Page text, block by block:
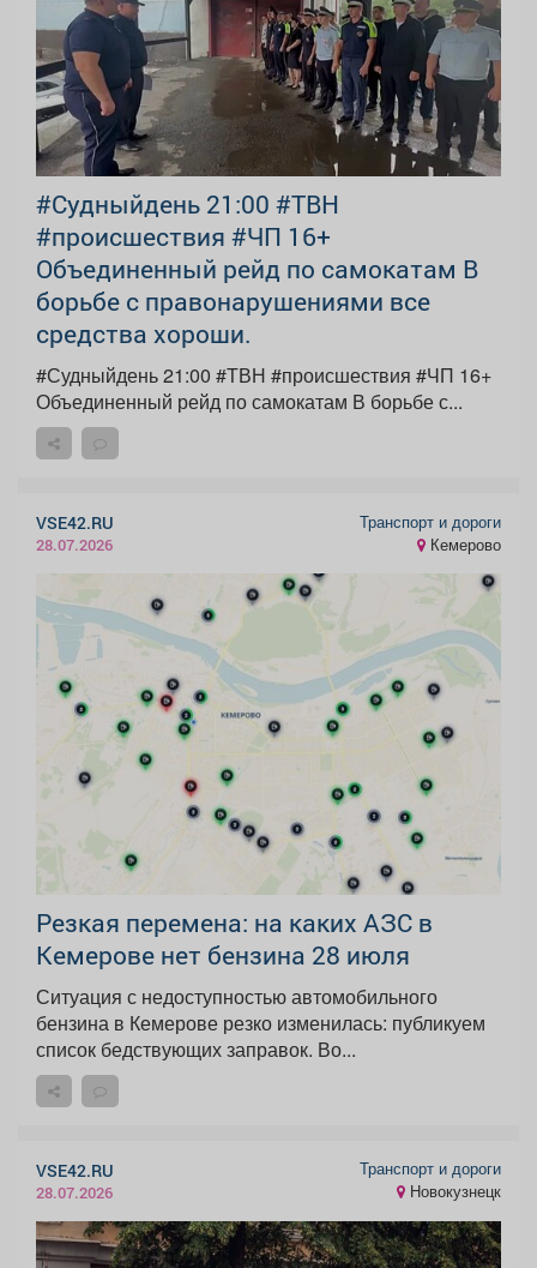
#Судныйдень 21:00 #ТВН
#происшествия #ЧП 16+
Объединенный рейд по самокатам В
борьбе с правонарушениями все
средства хороши.
#Судныйдень 21:00 #ТВН #происшествия #ЧП 16+
Объединенный рейд по самокатам В борьбе с...
VSE42.RU
28.07.2026
Транспорт и дороги
Кемерово
Резкая перемена: на каких АЗС в
Кемерове нет бензина 28 июля
Ситуация с недоступностью автомобильного
бензина в Кемерове резко изменилась: публикуем
список бедствующих заправок. Во...
VSE42.RU
28.07.2026
Транспорт и дороги
Новокузнецк